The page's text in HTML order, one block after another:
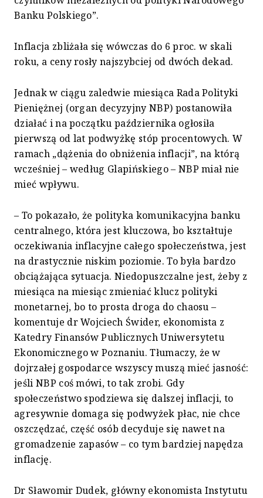
Banku Polskiego”.
Inflacja zbliżała się wówczas do 6 proc. w skali
roku, a ceny rosły najszybciej od dwóch dekad.
Jednak w ciągu zaledwie miesiąca Rada Polityki
Pieniężnej (organ decyzyjny NBP) postanowiła
działać i na początku października ogłosiła
pierwszą od lat podwyżkę stóp procentowych. W
ramach „dążenia do obniżenia inflacji”, na którą
wcześniej – według Glapińskiego – NBP miał nie
mieć wpływu.
– To pokazało, że polityka komunikacyjna banku
centralnego, która jest kluczowa, bo kształtuje
oczekiwania inflacyjne całego społeczeństwa, jest
na drastycznie niskim poziomie. To była bardzo
obciążająca sytuacja. Niedopuszczalne jest, żeby z
miesiąca na miesiąc zmieniać klucz polityki
monetarnej, bo to prosta droga do chaosu –
komentuje dr Wojciech Świder, ekonomista z
Katedry Finansów Publicznych Uniwersytetu
Ekonomicznego w Poznaniu. Tłumaczy, że w
dojrzałej gospodarce wszyscy muszą mieć jasność:
jeśli NBP coś mówi, to tak zrobi. Gdy
społeczeństwo spodziewa się dalszej inflacji, to
agresywnie domaga się podwyżek płac, nie chce
oszczędzać, część osób decyduje się nawet na
gromadzenie zapasów – co tym bardziej napędza
inflację.
Dr Sławomir Dudek, główny ekonomista Instytutu